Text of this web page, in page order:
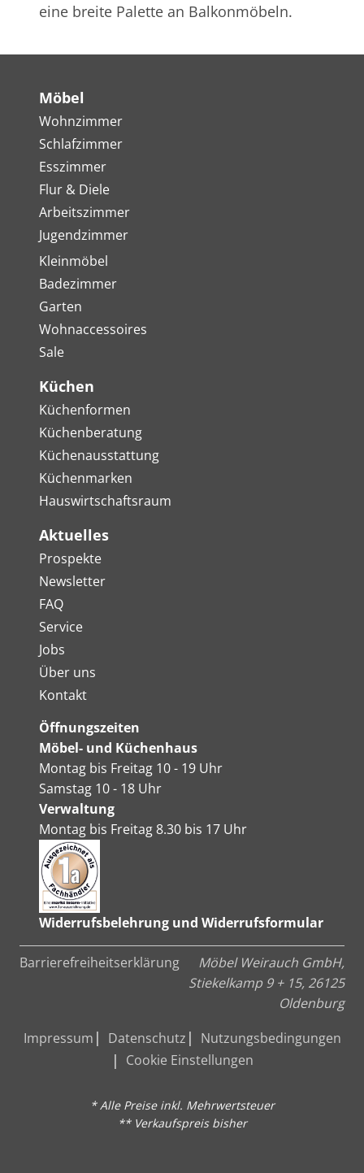
eine breite Palette an Balkonmöbeln.
Möbel
Wohnzimmer
Schlafzimmer
Esszimmer
Flur & Diele
Arbeitszimmer
Jugendzimmer
Kleinmöbel
Badezimmer
Garten
Wohnaccessoires
Sale
Küchen
Küchenformen
Küchenberatung
Küchenausstattung
Küchenmarken
Hauswirtschaftsraum
Aktuelles
Prospekte
Newsletter
FAQ
Service
Jobs
Über uns
Kontakt
Öffnungszeiten
Möbel- und Küchenhaus
Montag bis Freitag 10 - 19 Uhr
Samstag 10 - 18 Uhr
Verwaltung
Montag bis Freitag 8.30 bis 17 Uhr
Widerrufsbelehrung und Widerrufsformular
Barrierefreiheitserklärung
Möbel Weirauch GmbH,
Stiekelkamp 9 + 15, 26125
Oldenburg
Impressum
Datenschutz
Nutzungsbedingungen
Cookie Einstellungen
* Alle Preise inkl. Mehrwertsteuer
** Verkaufspreis bisher